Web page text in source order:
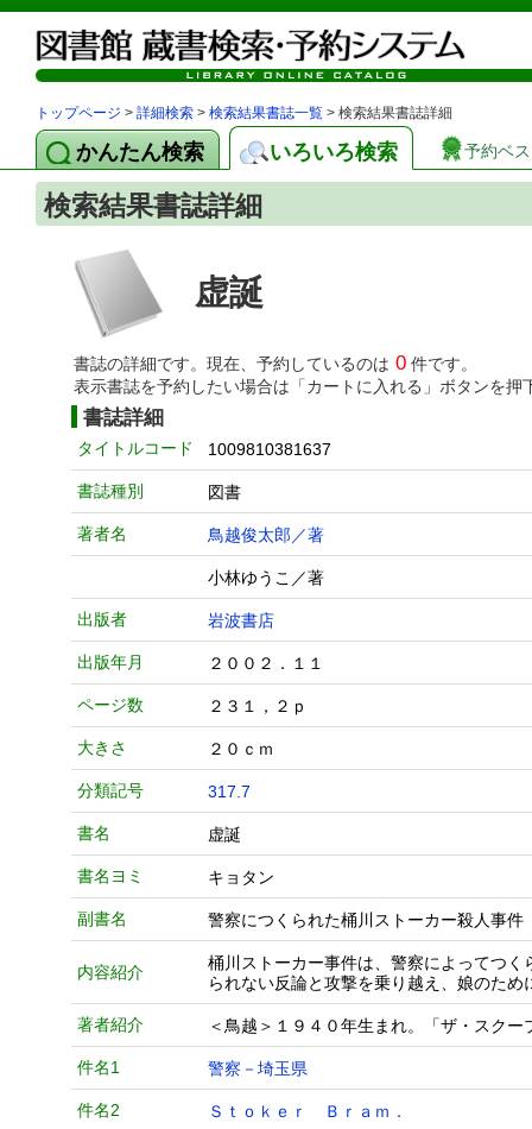
トップページ > 詳細検索 > 検索結果書誌一覧 > 検索結果書誌詳細
かんたん検索 いろいろ検索 予約ベ
検索結果書誌詳細
虚誕
書誌の詳細です。現在、予約しているのは 0 件です。
表示書誌を予約したい場合は「カートに入れる」ボタンを押
書誌詳細
タイトルコード 1009810381637
書誌種別 図書
著者名 鳥越俊太郎／著
小林ゆうこ／著
出版者 岩波書店
出版年月 ２００２．１１
ページ数 ２３１，２ｐ
大きさ ２０ｃｍ
分類記号 317.7
書名 虚誕
書名ヨミ キョタン
副書名 警察につくられた桶川ストーカー殺人事件
内容紹介
桶川ストーカー事件は、警察によってつ
られない反論と攻撃を乗り越え、娘のた
著者紹介 ＜鳥越＞１９４０年生まれ。「ザ・スク
件名1 警察－埼玉県
件名2 Ｓｔｏｋｅｒ Ｂｒａｍ．